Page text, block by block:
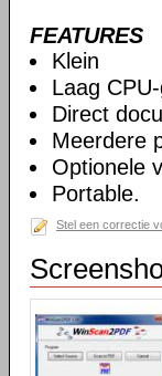
FEATURES
Klein
Laag
Direct
Meerdere
Optionele
Portable.
Stel een correctie